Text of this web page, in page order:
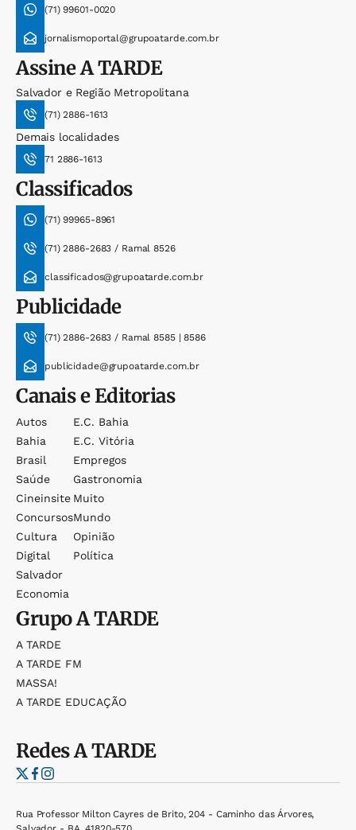
(71) 99601-0020
jornalismoportal@grupoatarde.com.br
AssineA TARDE
Salvador e Região Metropolitana
(71) 2886-1613
Demais localidades
71 2886-1613
Classificados
(71) 99965-8961
(71) 2886-2683 / Ramal 8526
classificados@grupoatarde.com.br
Publicidade
(71) 2886-2683 / Ramal 8585 | 8586
publicidade@grupoatarde.com.br
Canais e Editorias
Autos
Bahia
Brasil
Saúde
Cineinsite
Concursos
Cultura
Digital
Salvador
Economia
E.c. Bahia
E.c. Vitória
Empregos
Gastronomia
Muito
Mundo
Opinião
Política
GrupoA TARDE
A TARDE
A TARDE FM
MASSA!
A TARDE EDUCAÇÃO
RedesA TARDE
Rua Professor Milton Cayres de Brito, 204 - Caminho das Árvores,